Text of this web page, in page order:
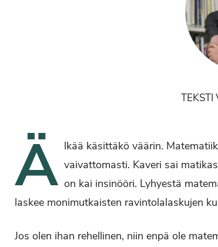
TEKSTI
Ä lkää käsittäkö väärin.
vaivattomasti. Kaveri sai
on kai insinööri. Lyhyestä
laskee monimutkaisten ravintolalaskujen
Jos olen ihan rehellinen, niin enpä ole